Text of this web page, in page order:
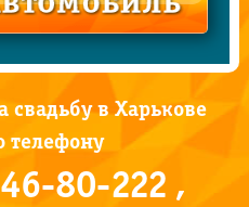
свадьбу в Харькове
телефону
80-222 ,